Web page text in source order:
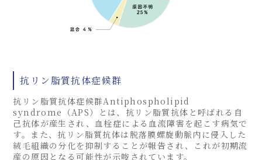
抗リン脂質抗体症候群
抗リン脂質抗体症候群Antiphospholipid
syndrome（APS）とは、抗リン脂質抗体と呼ばれる自
己抗体が産生され、血栓症による血流障害を起こす病気で
す。また、抗リン脂質抗体は脱落膜螺旋動脈内に侵入した
絨毛組織の分化を抑制することが報告され、これが初期流
産の原因となる可能性が示唆されています。